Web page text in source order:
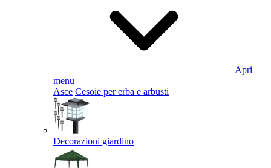
Apri
menu
Asce Cesoie per erba e arbusti
Decorazioni giardino